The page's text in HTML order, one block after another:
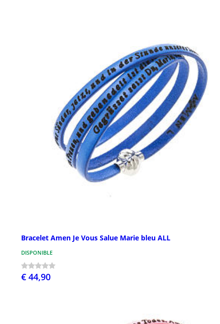
Bracelet Amen Je Vous Salue Marie bleu ALL
DISPONIBLE
€ 44,90